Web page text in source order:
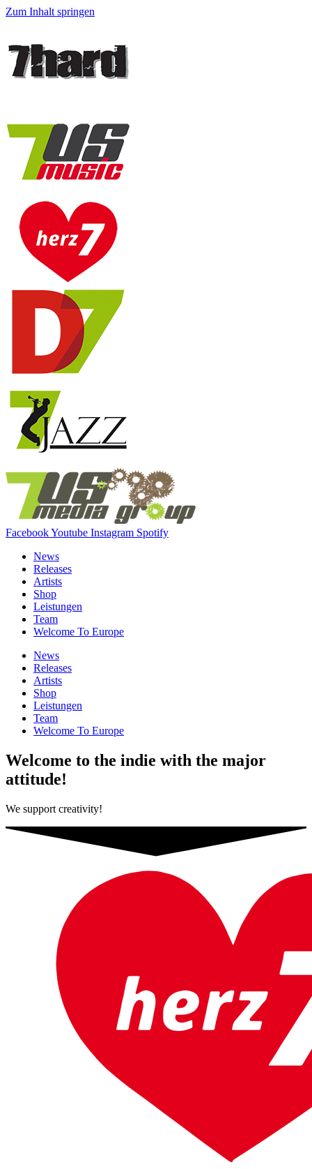
Zum Inhalt springen
FacebookYoutube Instagram Spotify
News
Releases
Artists
Shop
Leistungen
Team
Welcome To Europe
News
Releases
Artists
Shop
Leistungen
Team
Welcome To Europe
Welcome to the indie with the major
attitude!
We support creativity!